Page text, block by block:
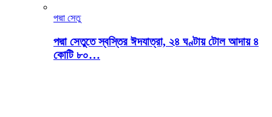
পদ্মা সেতু
পদ্মা সেতুতে স্বস্তির ঈদযাত্রা, ২৪ ঘণ্টায় টোল আদায় ৪
কোটি ৮০…